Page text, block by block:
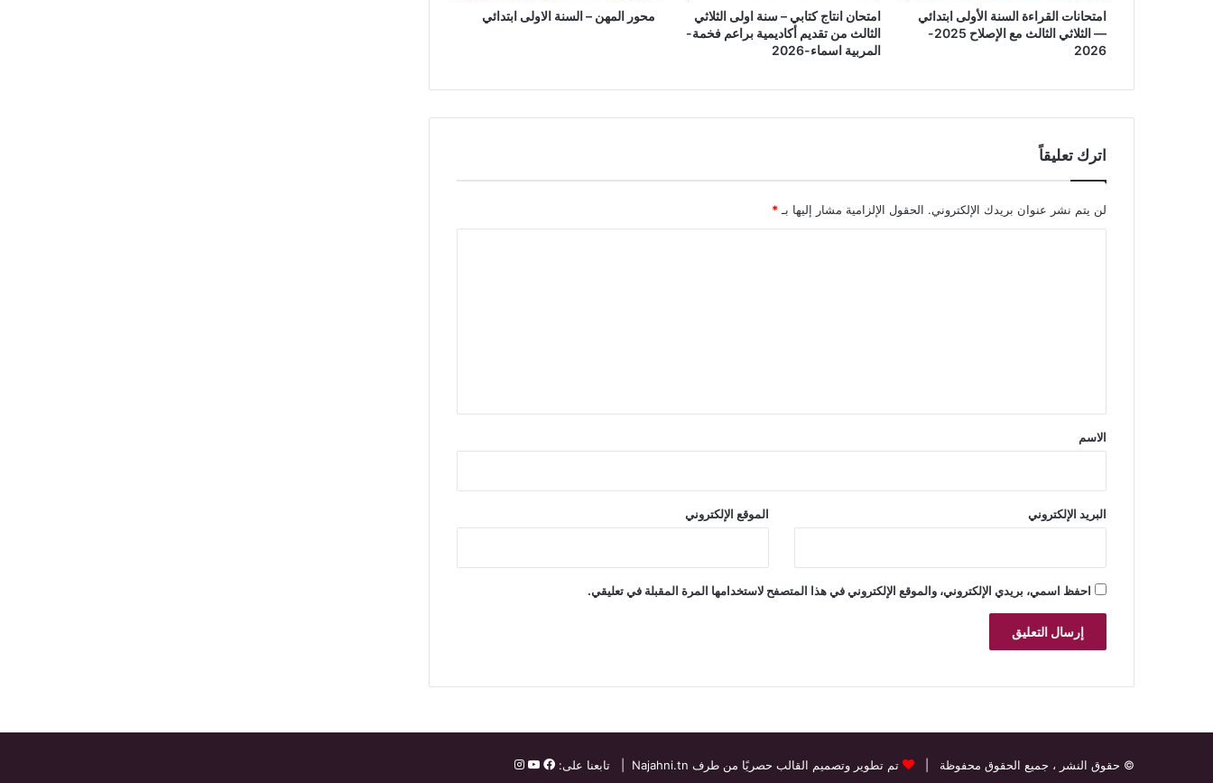
امتحانات القراءة السنة الأولى ابتدائي
— الثلاثي الثالث مع الإصلاح 2025-
2026
امتحان انتاج كتابي – سنة اولى الثلاثي
الثالث من تقديم أكاديمية براعم فخمة-
المربية اسماء-2026
محور المهن – السنة الاولى ابتدائي
اترك تعليقاً
لن يتم نشر عنوان بريدك الإلكتروني. الحقول الإلزامية مشار إليها بـ *
*
الاسم
البريد الإلكتروني الموقع الإلكتروني
احفظ اسمي، بريدي الإلكتروني، والموقع الإلكتروني في هذا المتصفح لاستخدامها المرة المقبلة في تعليقي.
© حقوق النشر ، جميع الحقوق محفوظة | تم تطوير وتصميم القالب حصريًا من طرف Najahni.tn | تابعنا على: